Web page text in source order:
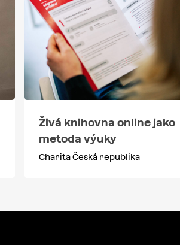
Živá knihovna online jako
metoda výuky
Charita Česká republika